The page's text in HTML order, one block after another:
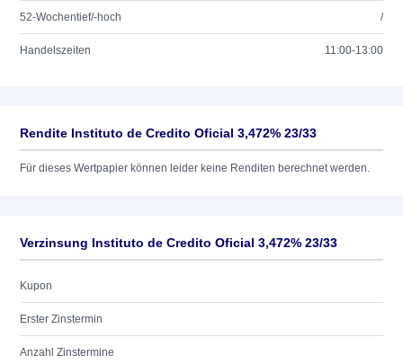
52-Wochentief/-hoch /
Handelszeiten 11:00-13:00
Rendite Instituto de Credito Oficial 3,472% 23/33
Für dieses Wertpapier können leider keine Renditen berechnet werden.
Verzinsung Instituto de Credito Oficial 3,472% 23/33
Kupon
Erster Zinstermin
Anzahl Zinstermine